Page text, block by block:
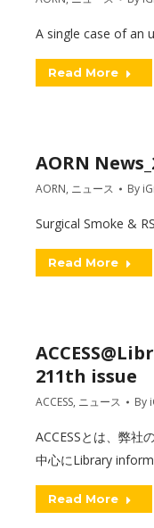
A single case of an
Read More
AORN
AORN, ニュース By
Surgical Smoke &
Read More
211th issue
ACCESS, ニュース By
ACCESSとは、弊社
中心にLibrary
Read More